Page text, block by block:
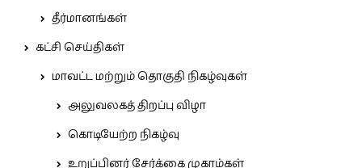
தீர்மானங்கள்
கட்சி செய்திகள்
மாவட்ட மற்றும் தொகுதி நிகழ்வுகள்
அலுவலகத் திறப்பு விழா
கொடியேற்ற நிகழ்வு
உறுப்பினர் சேர்க்கை முகாம்கள்